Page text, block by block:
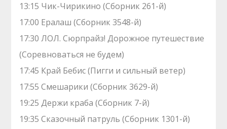
13:15 Чик-Чирикино (Сборник 261-й)
17:00 Ералаш (Сборник 3548-й)
17:30 ЛОЛ. Сюрпрайз! Дорожное путешествие
(Соревноваться не будем)
17:45 Край Бебис (Пигги и сильный ветер)
17:55 Смешарики (Сборник 3629-й)
19:25 Держи краба (Сборник 7-й)
19:35 Сказочный патруль (Сборник 1301-й)